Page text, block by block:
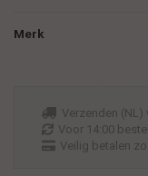
Merk
Verzenden (NL)
Voor 14:00
Veilig betalen